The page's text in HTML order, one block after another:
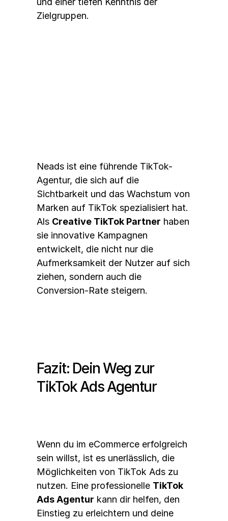
Zielgruppen.
Neads ist eine führende TikTok-
Agentur, die sich auf die
Sichtbarkeit und das Wachstum von
Marken auf TikTok spezialisiert hat.
Als Creative TikTok Partner haben
sie innovative Kampagnen
entwickelt, die nicht nur die
Aufmerksamkeit der Nutzer auf sich
ziehen, sondern auch die
Conversion-Rate steigern.
Fazit: Dein Weg zur
TikTok Ads Agentur
Wenn du im eCommerce erfolgreich
sein willst, ist es unerlässlich, die
Möglichkeiten von TikTok Ads zu
nutzen. Eine professionelle TikTok
Ads Agentur kann dir helfen, den
Einstieg zu erleichtern und deine